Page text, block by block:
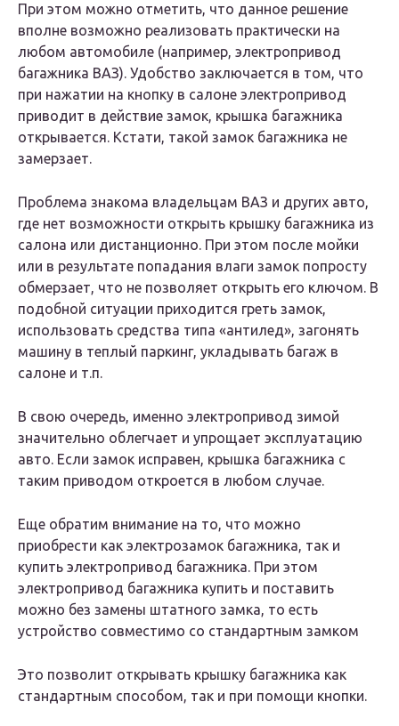
При этом можно отметить, что данное решение
вполне возможно реализовать практически на
любом автомобиле (например, электропривод
багажника ВАЗ). Удобство заключается в том, что
при нажатии на кнопку в салоне электропривод
приводит в действие замок, крышка багажника
открывается. Кстати, такой замок багажника не
замерзает.
Проблема знакома владельцам ВАЗ и других авто,
где нет возможности открыть крышку багажника из
салона или дистанционно. При этом после мойки
или в результате попадания влаги замок попросту
обмерзает, что не позволяет открыть его ключом. В
подобной ситуации приходится греть замок,
использовать средства типа «антилед», загонять
машину в теплый паркинг, укладывать багаж в
салоне и т.п.
В свою очередь, именно электропривод зимой
значительно облегчает и упрощает эксплуатацию
авто. Если замок исправен, крышка багажника с
таким приводом откроется в любом случае.
Еще обратим внимание на то, что можно
приобрести как электрозамок багажника, так и
купить электропривод багажника. При этом
электропривод багажника купить и поставить
можно без замены штатного замка, то есть
устройство совместимо со стандартным замком
Это позволит открывать крышку багажника как
стандартным способом, так и при помощи кнопки.